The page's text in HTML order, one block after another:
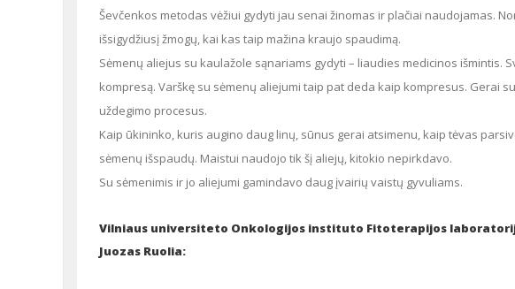
Ševčenkos metodas vėžiui gydyti jau senai žinomas ir plačiai naudojamas. Nors patikimų jo tyrimų nėra, pažįstu ne vieną taip
išsigydžiusį žmogų, kai kas taip mažina kraujo spaudimą.
Sėmenų aliejus su kaulažole sąnariams gydyti – liaudies medicinos išmintis. Svarbu gerai sumaišyti ir suplakti prieš dedant
kompresą. Varškę su sėmenų aliejumi taip pat deda kaip kompresus. Gerai
uždegimo procesus.
Kaip ūkininko, kuris augino daug linų, sūnus gerai atsimenu, kaip tėvas parsiveždavo bidoną šalto spaudimo aliejaus ir maišelį
sėmenų išspaudų. Maistui naudojo tik šį aliejų, kitokio nepirkdavo.
Su sėmenimis ir jo aliejumi gamindavo daug įvairių vaistų gyvuliams.
Vilniaus universiteto Onkologijos instituto Fitoterapijos
Juozas Ruolia: